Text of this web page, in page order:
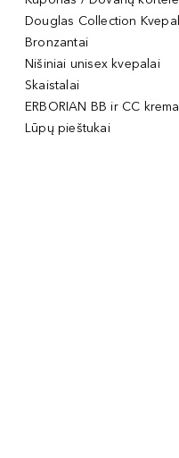
Douglas Collection
Bronzantai
Nišiniai unisex kvepalai
Skaistalai
ERBORIAN BB ir CC
Lūpų pieštukai